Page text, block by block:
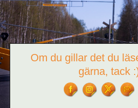
Om du gillar det du
gärna, tack